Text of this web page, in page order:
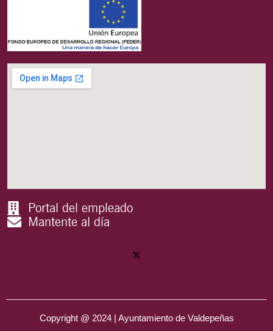
Portal del empleado
Mantente al día
Copyright @ 2024 | Ayuntamiento de Valdepeñas